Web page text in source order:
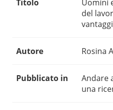
Titolo
Uomini
del
Autore Rosina
Pubblicato in
Andare
una